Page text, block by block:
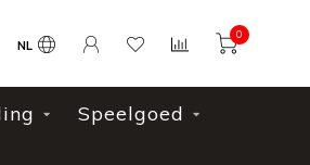
NL
0
Speelgoed